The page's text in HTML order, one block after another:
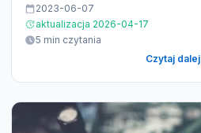
2023-06-07
aktualizacja 2026-04-17
5 min czytania
Czytaj dalej